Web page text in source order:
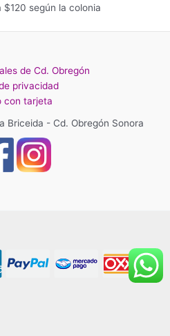
$120 según la colonia
de Cd. Obregón
privacidad
con tarjeta
Briceida - Cd. Obregón Sonora